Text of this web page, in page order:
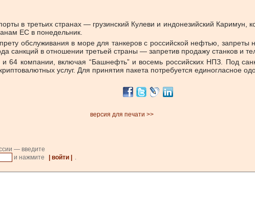
в третьих странах — грузинский Кулеви и индонезийский
ЕС в понедельник.
обслуживания в море для танкеров с российской нефтью,
санкций в отношении третьей страны — запретив продажу станков и
64 компании, включая “Башнефть” и восемь российских НПЗ. Под
услуг. Для принятия пакета потребуется единогласное
версия для печати >>
— введите
и нажмите | войти |
.